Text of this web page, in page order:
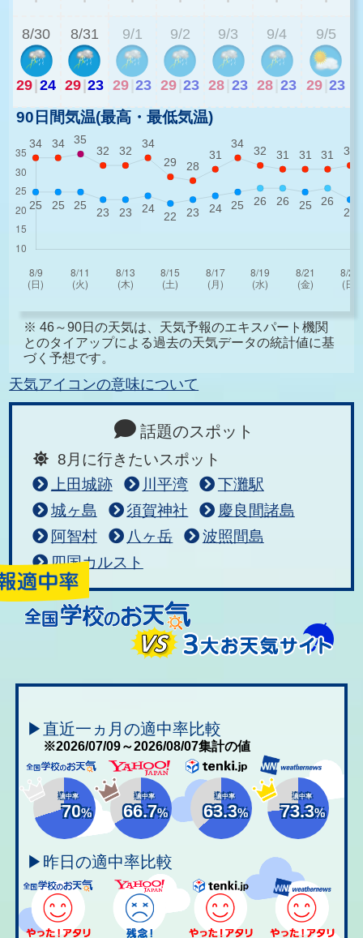
8/30
29|24
8/31
29|23
9/1
29 23
9/2
29 23
9/3
28 23
9/4
28 23
9/5
29 23
90日間気温(最高・最低気温)
※ 46～90日の天気は、天気予報のエキスパート機関
とのタイアップによる過去の天気データの統計値に基
づく予想です。
天気アイコンの意味について
話題のスポット
8月に行きたいスポット
上田城跡
川平湾
下灘駅
城ヶ島
須賀神社
慶良間諸島
阿智村
八ヶ岳
波照間島
四国カルスト
▶直近一ヵ月の適中率比較
※2026/07/09～2026/08/07集計の値
適中率
70%
適中率
66.7%
適中率
63.3%
適中率
73.3%
▶昨日の適中率比較